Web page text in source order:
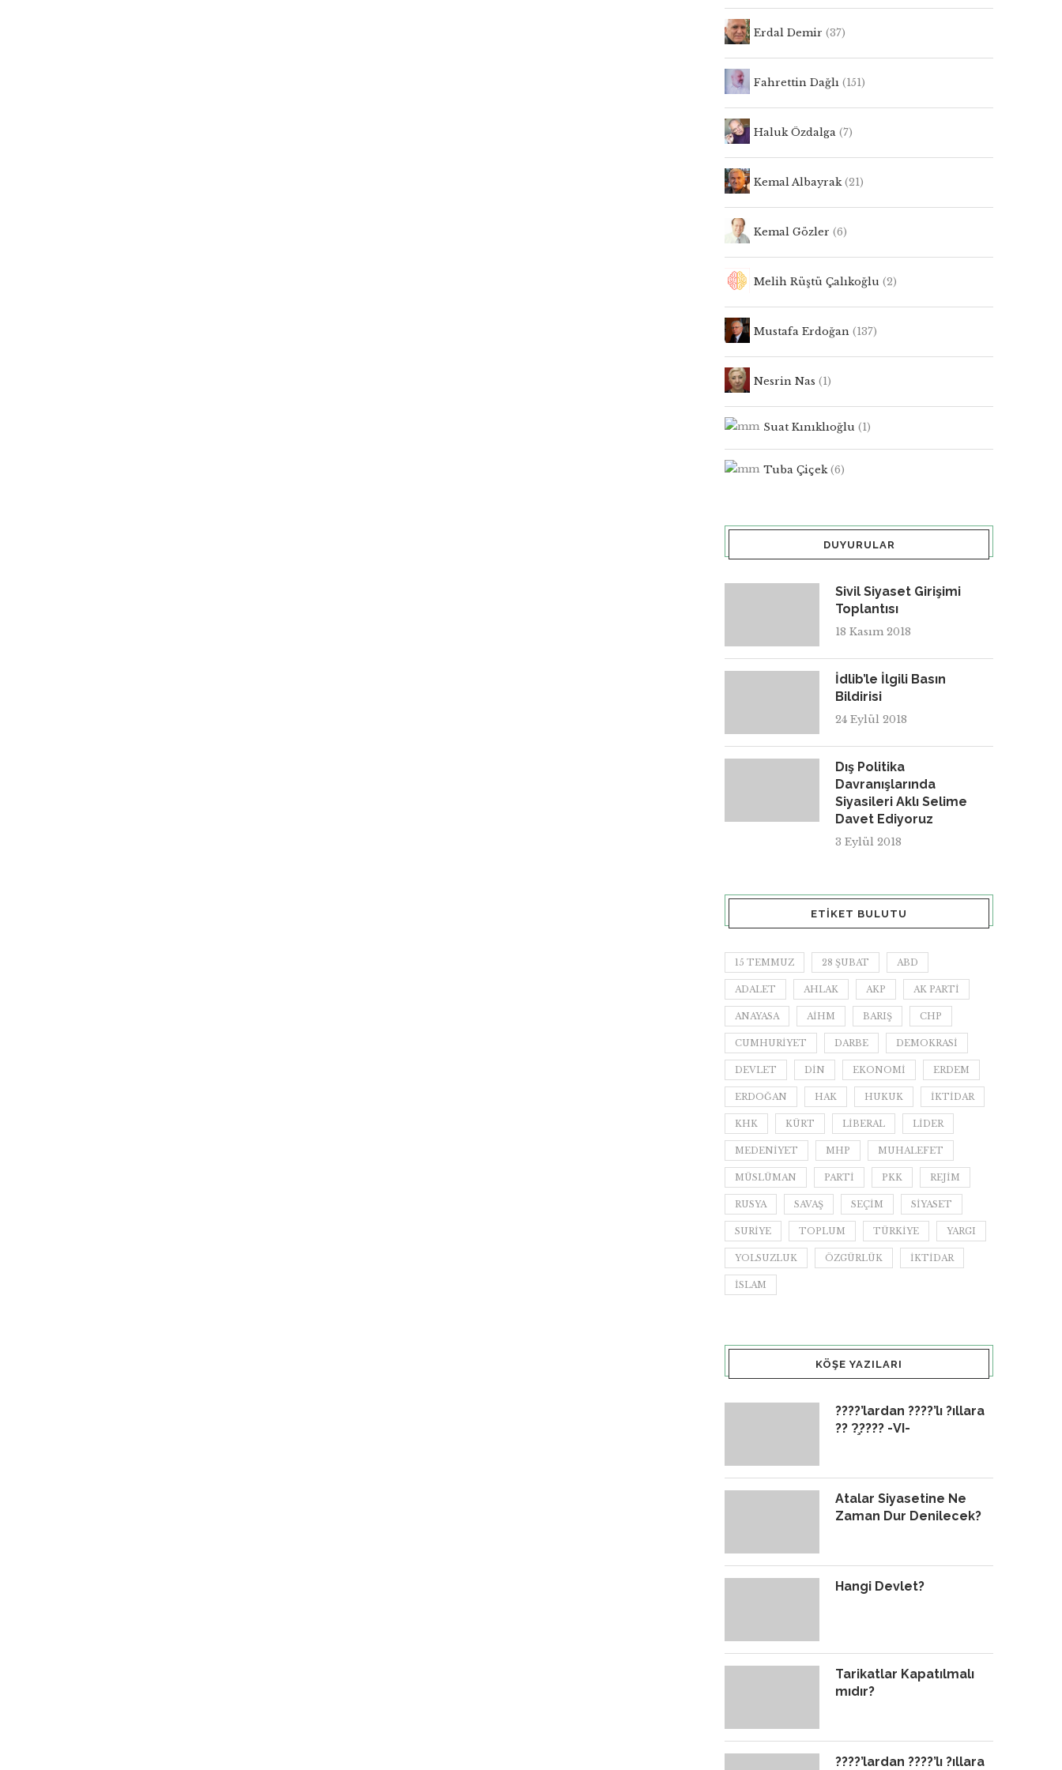
Erdal Demir (37)
Fahrettin Dağlı (151)
Haluk Özdalga (7)
Kemal Albayrak(21)
Kemal Gözler (6)
Melih Rüştü Çalıkoğlu (2)
Mustafa Erdoğan (137)
Nesrin Nas (1)
Suat Kınıklıoğlu (1)
Tuba Çiçek(6)
DUYURULAR
Sivil Siyaset Girişimi
Toplantısı
18 Kasım 2018
İdlib’le İlgili Basın
Bildirisi
24 Eylül 2018
Dış Politika
Davranışlarında
Siyasileri Aklı Selime
Davet Ediyoruz
3 Eylül 2018
ETIKET BULUTU
15 TEMMUZ 28 ŞUBAT ABD
ADALET AHLAK AKP AK PARTI
ANAYASA AİHM BARIŞ CHP
CUMHURIYET DARBE DEMOKRASI
DEVLET DIN EKONOMI ERDEM
ERDOĞAN HAK HUKUK IKTIDAR
KHK KÜRT LIBERAL LIDER
MEDENIYET MHP MUHALEFET
MÜSLÜMAN PARTI PKK REJIM
RUSYA SAVAŞ SEÇIM SIYASET
SURIYE TOPLUM TÜRKIYE YARGI
YOLSUZLUK ÖZGÜRLÜK İKTIDAR
İSLAM
KÖŞE YAZILARI
????’lardan ????’lı ?ıllara
?? ?̧???? -VI-
Atalar Siyasetine Ne
Zaman Dur Denilecek?
Hangi Devlet?
Tarikatlar Kapatılmalı
mıdır?
????’lardan ????’lı ?ıllara